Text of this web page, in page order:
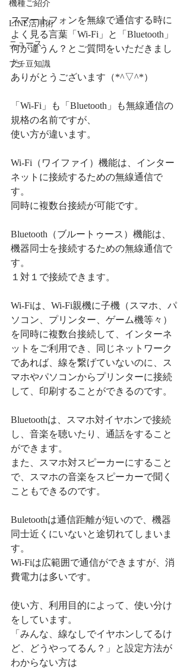
機種ご紹介
LINE活用術
ニュース
プチ豆知識
スマートフォンを無線で通信する時に
よく見る言葉「Wi-Fi」と「Bluetooth」
何が違うん？とご質問をいただきまし
た。
ありがとうございます（*^▽^*）
「Wi-Fi」も「Bluetooth」も無線通信の
規格の名前ですが、
使い方が違います。
Wi-Fi（ワイファイ）機能は、インター
ネットに接続するための無線通信で
す。
同時に複数台接続が可能です。
Bluetooth（ブルートゥース）機能は、
機器同士を接続するための無線通信で
す。
１対１で接続できます。
Wi-Fiは、Wi-Fi親機に子機（スマホ、パ
ソコン、プリンター、ゲーム機等々）
を同時に複数台接続して、インターネ
ットをご利用でき、同じネットワーク
であれば、線を繋げていないのに、ス
マホやパソコンからプリンターに接続
して、印刷することができるのです。
Bluetoothは、スマホ対イヤホンで接続
し、音楽を聴いたり、通話をすること
ができます。
また、スマホ対スピーカーにすること
で、スマホの音楽をスピーカーで聞く
こともできるのです。
Buletoothは通信距離が短いので、機器
同士近くにいないと途切れてしまいま
す。
Wi-Fiは広範囲で通信ができますが、消
費電力は多いです。
使い方、利用目的によって、使い分け
をしています。
「みんな、線なしでイヤホンしてるけ
ど、どうやってるん？」と設定方法が
わからない方は